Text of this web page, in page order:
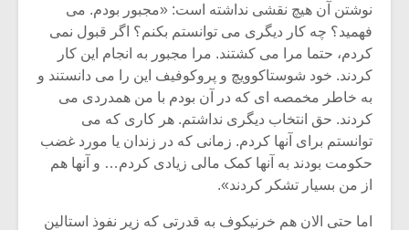
نوشتن آن هیچ نقشی نداشته است: «مجبور بودم. می
فهمید؟ چه کار دیگری می توانستم بکنم؟ اگر قبول نمی
کردم، حتما مرا می کشتند. مرا مجبور به انجام این کار
کردند. خود شوستاکوویچ و پروکوفیف این را می دانستند و
به خاطر مخمصه ای که در آن بودم با من همدردی می
کردند. حق انتخاب دیگری نداشتم. هر کاری که می
توانستم برای آنها کردم. زمانی که در زندان یا مورد غضب
حکومت بودند به آنها کمک مالی زیادی کردم… و آنها هم
از من بسیار تشکر کردند».
اما حتی الان هم خرنیکوف به قدرتی که زیر نفوذ استالین
اگر نمی توانی
مشهورترین باشی،
بدنام ترین باش
موسیقی